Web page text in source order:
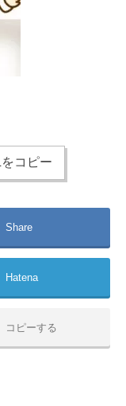
コピー
Share
Hatena
コピーする